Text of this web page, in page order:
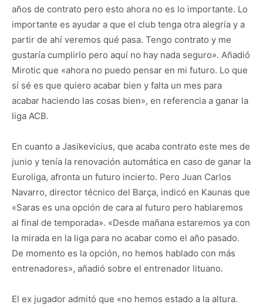
años de contrato pero esto ahora no es lo importante. Lo
importante es ayudar a que el club tenga otra alegría y a
partir de ahí veremos qué pasa. Tengo contrato y me
gustaría cumplirlo pero aquí no hay nada seguro». Añadió
Mirotic que «ahora no puedo pensar en mi futuro. Lo que
sí sé es que quiero acabar bien y falta un mes para
acabar haciendo las cosas bien», en referencia a ganar la
liga ACB.
En cuanto a Jasikevicius, que acaba contrato este mes de
junio y tenía la renovación automática en caso de ganar la
Euroliga, afronta un futuro incierto. Pero Juan Carlos
Navarro, director técnico del Barça, indicó en Kaunas que
«Saras es una opción de cara al futuro pero hablaremos
al final de temporada». «Desde mañana estaremos ya con
la mirada en la liga para no acabar como el año pasado.
De momento es la opción, no hemos hablado con más
entrenadores», añadió sobre el entrenador lituano.
El ex jugador admitó que «no hemos estado a la altura.